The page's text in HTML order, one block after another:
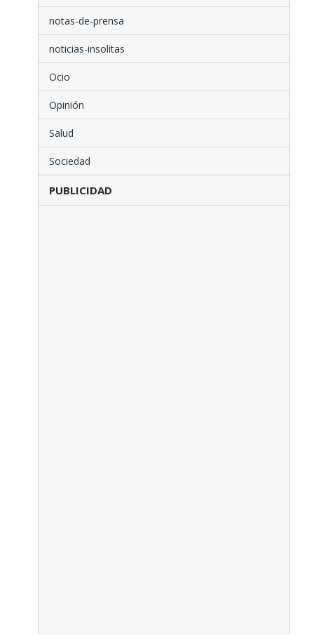
notas-de-prensa
noticias-insolitas
Ocio
Opinión
Salud
Sociedad
PUBLICIDAD